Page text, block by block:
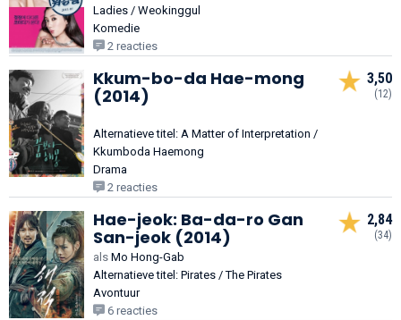
Ladies / Weokinggul
Komedie
2 reacties
Kkum-bo-da Hae-mong
(2014)
Alternatieve titel: A Matter of Interpretation /
Kkumboda Haemong
Drama
2 reacties
3,50
(12)
Hae-jeok: Ba-da-ro Gan
San-jeok (2014)
als Mo Hong-Gab
Alternatieve titel: Pirates / The Pirates
Avontuur
6 reacties
2,84
(34)